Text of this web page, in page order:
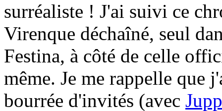
surréaliste ! J'ai suivi ce
Virenque déchaîné, seul
Festina, à côté de celle
même. Je me rappelle que
bourrée d'invités (avec